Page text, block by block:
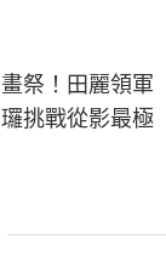
祭！田麗領軍
挑戰從影最極